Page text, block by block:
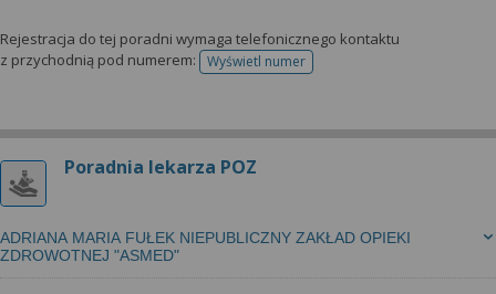
Rejestracja do tej poradni wymaga telefonicznego kontaktu
z przychodnią pod numerem:
Wyświetl numertelefonu do rejestracji
Poradnia lekarza POZ
ADRIANA MARIA FUŁEK NIEPUBLICZNY ZAKŁAD OPIEKI
ZDROWOTNEJ "ASMED"